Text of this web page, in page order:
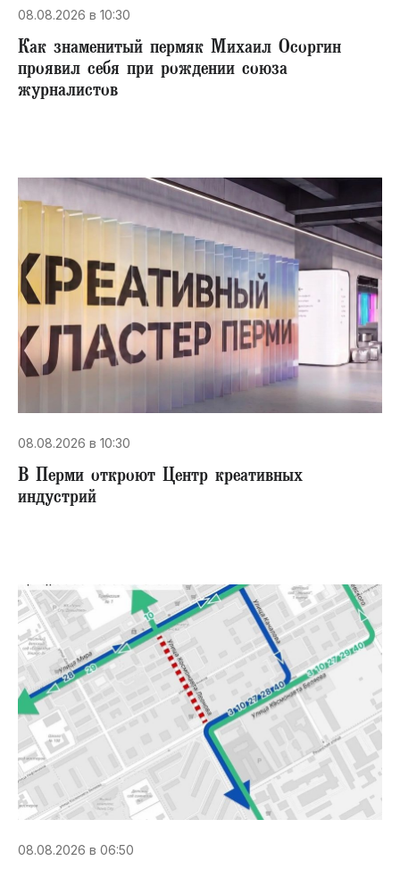
08.08.2026 в 10:30
​Как знаменитый пермяк Михаил Осоргин
проявил себя при рождении союза
журналистов
08.08.2026 в 10:30
В Перми откроют Центр креативных
индустрий
08.08.2026 в 06:50